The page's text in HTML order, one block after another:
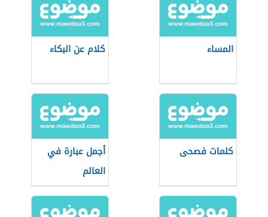
المساء كلام عن البكاء
كلمات فصحى
أجمل عبارة في
العالم